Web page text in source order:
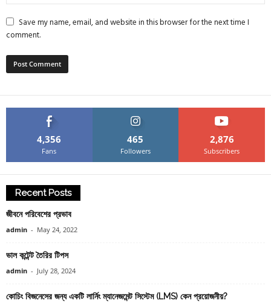
Save my name, email, and website in this browser for the next time I
comment.
4,356
Fans
465
Followers
2,876
Subscribers
Recent Posts
জীবনে পরিবেশের প্রভাব
admin - May 24, 2022
ভাল কন্টেন্ট তৈরির টিপস
admin - July 28, 2024
কোচিং বিজনেসের জন্য একটি লার্নিং ম্যানেজমেন্ট সিস্টেম (LMS) কেন প্রয়োজনীয়?